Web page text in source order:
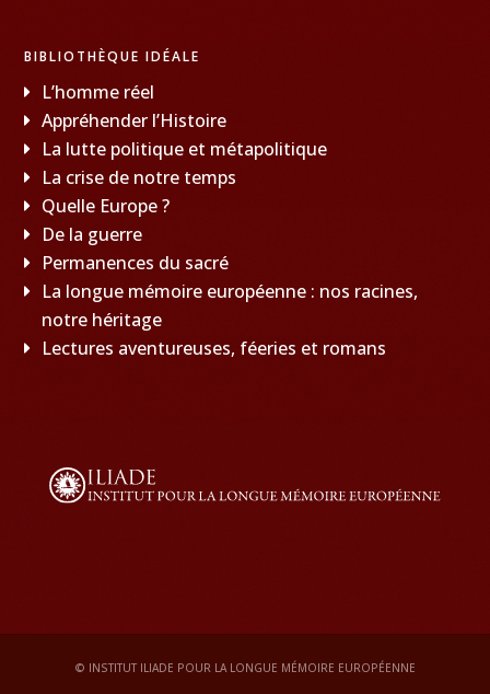
BIBLIOTHÈQUE IDÉALE
L’homme réel
Appréhender l’Histoire
La lutte politique et métapolitique
La crise de notre temps
Quelle Europe ?
De la guerre
Permanences du sacré
La longue mémoire européenne : nos racines,
notre héritage
Lectures aventureuses, féeries et romans
© INSTITUT ILIADE POUR LA LONGUE MÉMOIRE EUROPÉENNE